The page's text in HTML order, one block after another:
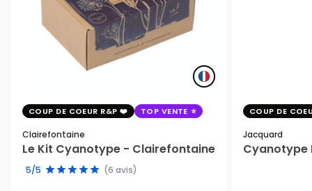
COUP DE COEUR R&P TOP VENTE
Clairefontaine
Le Kit Cyanotype - Clairefontaine
5/5 (6 avis)
COUP DE
Jacquard
Cyanotype